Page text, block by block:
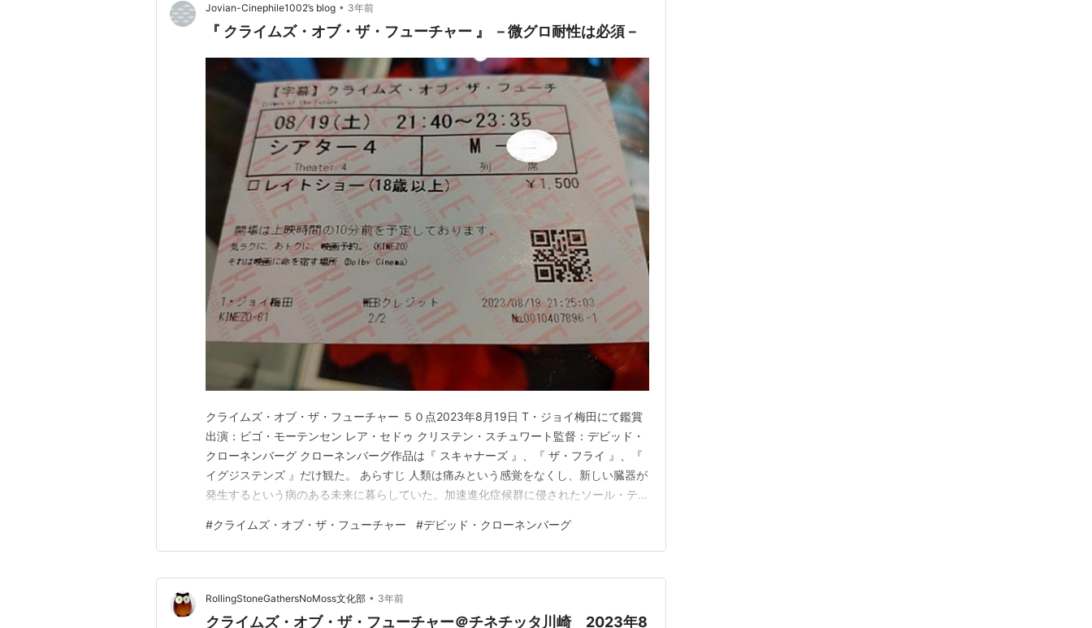
Jovian-Cinephile1002’s blog • 3年前
『 クライムズ・オブ・ザ・フューチャー 』 －微グロ耐性は必須－
クライムズ・オブ・ザ・フューチャー ５０点2023年8月19日 T・ジョイ梅田にて鑑賞
出演：ビゴ・モーテンセン レア・セドゥ クリステン・スチュワート監督：デビッド・
クローネンバーグ クローネンバーグ作品は『 スキャナーズ 』、『 ザ・フライ 』、『
イグジステンズ 』だけ観た。 あらすじ 人類は痛みという感覚をなくし、新しい臓器が
発生するという病のある未来に暮らしていた。加速進化症候群に侵されたソール・テン
ゥーを施して、それを摘出するというショーで人気を博していた。しかし、こうした進
化を好ましくないと感じる政府は、…
#クライムズ・オブ・ザ・フューチャー #デビッド・クローネンバーグ
RollingStoneGathersNoMoss文化部 • 3年前
クライムズ・オブ・ザ・フューチャー＠チネチッタ川崎 2023年8